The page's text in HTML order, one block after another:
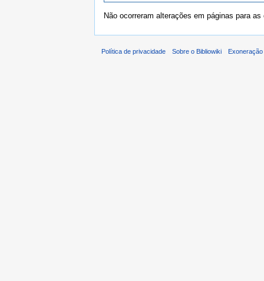
Não ocorreram alterações em páginas para
Política de privacidade Sobre o Bibliowiki